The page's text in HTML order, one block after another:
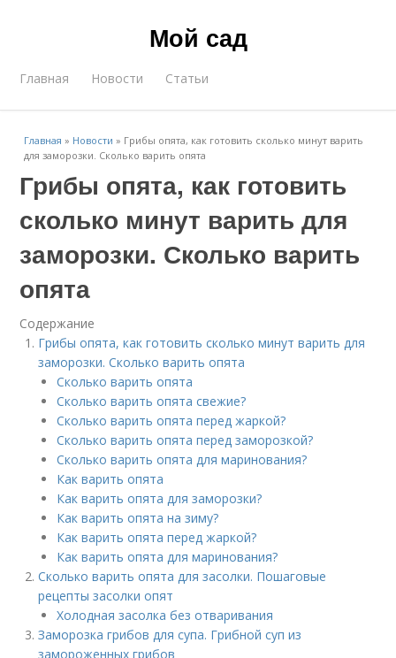
Мой сад
Главная Новости Статьи
Главная » Новости » Грибы опята, как готовить сколько минут варить
для заморозки. Сколько варить опята
Грибы опята, как готовить
сколько минут варить для
заморозки. Сколько варить
опята
Содержание
Грибы опята, как готовить сколько минут варить для
заморозки. Сколько варить опята
Сколько варить опята
Сколько варить опята свежие?
Сколько варить опята перед жаркой?
Сколько варить опята перед заморозкой?
Сколько варить опята для маринования?
Как варить опята
Как варить опята для заморозки?
Как варить опята на зиму?
Как варить опята перед жаркой?
Как варить опята для маринования?
Сколько варить опята для засолки. Пошаговые
рецепты засолки опят
Холодная засолка без отваривания
Заморозка грибов для супа. Грибной суп из
замороженных грибов